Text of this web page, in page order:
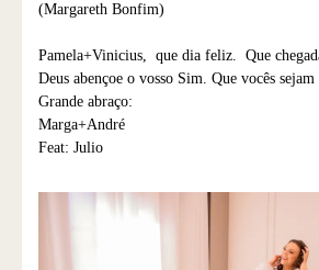
(Margareth Bonfim)
Pamela+Vinicius, que dia feliz. Que
Deus abençoe o vosso Sim. Que vocês
Grande abraço:
Marga+André
Feat: Julio